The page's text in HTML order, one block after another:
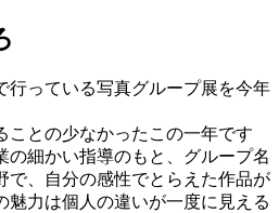
行っている写真グループ展を今年
ことの少なかったこの一年です
の細かい指導のもと、グループ名
で、自分の感性でとらえた作品が
魅力は個人の違いが一度に見える